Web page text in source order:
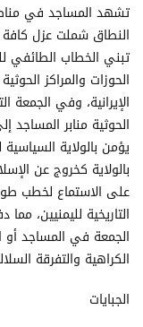
تشهد المساجد في
النطاق شملت عزل كافة
تبني الخطاب الطائفي
الحوزات والمراكز
الإيرانية، وفي
الحوثية منابر
يؤمن بالولاية
بالولاية كخروج عن
على الاستماع لخطب
التاريخية لليمنيين،
الجمعة في المساجد أو
الكراهية والتفرقة
الجبايات